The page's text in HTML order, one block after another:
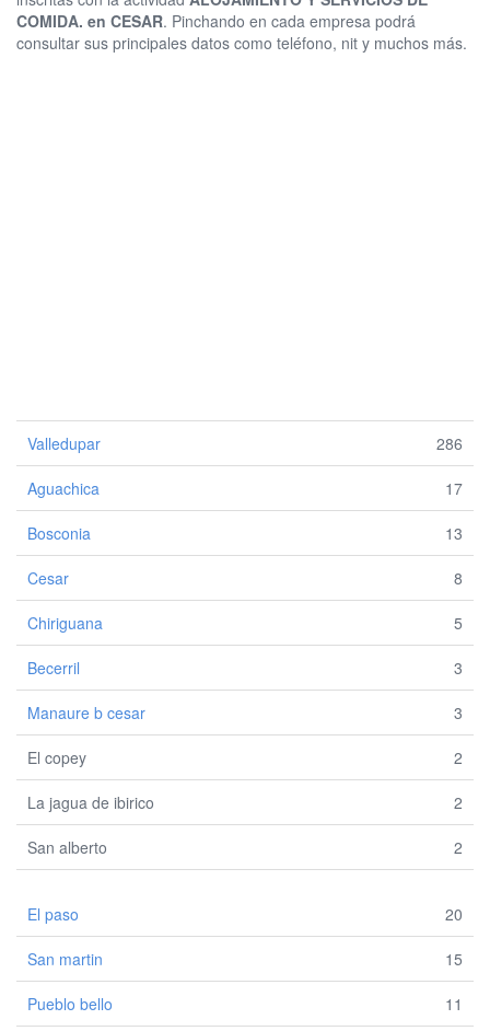
COMIDA. en CESAR. Pinchando en cada empresa podrá
consultar sus principales datos como teléfono, nit y muchos más.
Valledupar 286
Aguachica 17
Bosconia 13
Cesar 8
Chiriguana 5
Becerril 3
Manaure b cesar 3
El copey 2
La jagua de ibirico 2
San alberto 2
El paso 20
San martin 15
Pueblo bello 11